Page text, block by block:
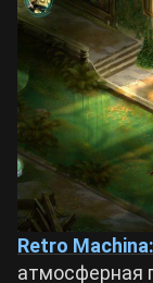
Retro
атмосферная